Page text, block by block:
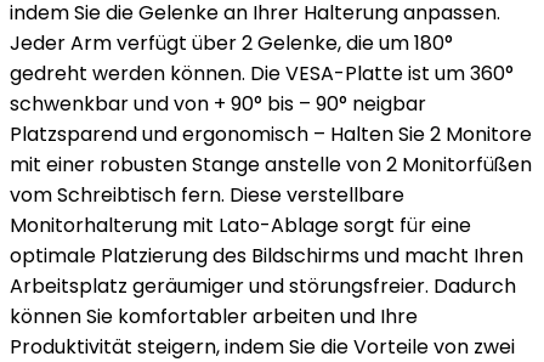
indem Sie die Gelenke an Ihrer Halterung anpassen.
Jeder Arm verfügt über 2 Gelenke, die um 180°
gedreht werden können. Die VESA-Platte ist um 360°
schwenkbar und von + 90° bis – 90° neigbar
Platzsparend und ergonomisch – Halten Sie 2 Monitore
mit einer robusten Stange anstelle von 2 Monitorfüßen
vom Schreibtisch fern. Diese verstellbare
Monitorhalterung mit Lato-Ablage sorgt für eine
optimale Platzierung des Bildschirms und macht Ihren
Arbeitsplatz geräumiger und störungsfreier. Dadurch
können Sie komfortabler arbeiten und Ihre
Produktivität steigern, indem Sie die Vorteile von zwei